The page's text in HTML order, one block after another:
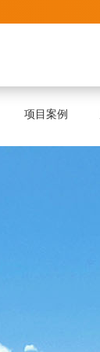
项目案例